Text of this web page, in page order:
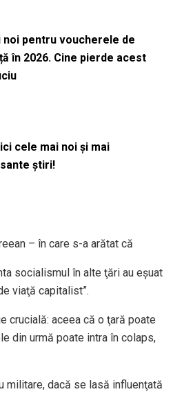
noi pentru voucherele de
în 2026. Cine pierde acest
cele mai noi și mai
știri!
– în care s-a arătat că
socialismul în alte ţări au eşuat
viaţă capitalist”.
crucială: aceea că o ţară poate
din urmă poate intra în colaps,
militare, dacă se lasă influenţată